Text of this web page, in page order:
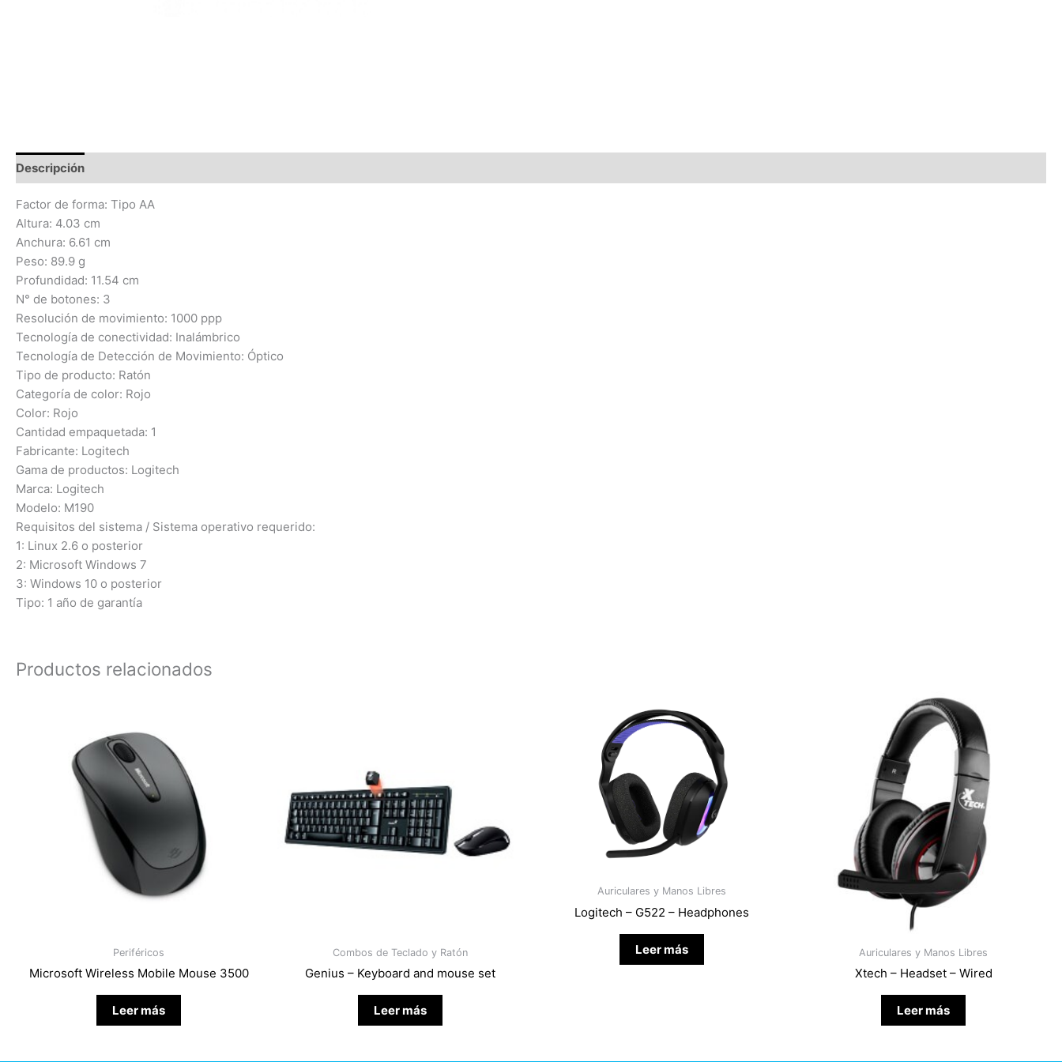
Descripción
Factor de forma: Tipo AA
Altura: 4.03 cm
Anchura: 6.61 cm
Peso: 89.9 g
Profundidad: 11.54 cm
N° de botones: 3
Resolución de movimiento: 1000 ppp
Tecnología de conectividad: Inalámbrico
Tecnología de Detección de Movimiento: Óptico
Tipo de producto: Ratón
Categoría de color: Rojo
Color: Rojo
Cantidad empaquetada: 1
Fabricante: Logitech
Gama de productos: Logitech
Marca: Logitech
Modelo: M190
Requisitos del sistema / Sistema operativo requerido:
1: Linux 2.6 o posterior
2: Microsoft Windows 7
3: Windows 10 o posterior
Tipo: 1 año de garantía
Productos relacionados
Periféricos
Microsoft Wireless Mobile Mouse 3500
Leer más
Combos de Teclado y Ratón
Genius – Keyboard and mouse set
Leer más
Auriculares y Manos Libres
Logitech – G522 – Headphones
Leer más Auriculares y Manos Libres
Xtech – Headset – Wired
Leer más